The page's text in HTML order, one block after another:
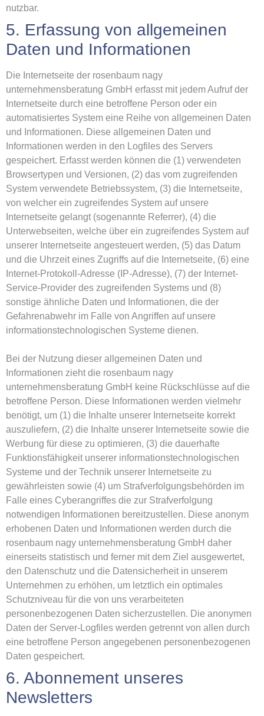
nutzbar.
5. Erfassung von allgemeinen
Daten und Informationen
Die Internetseite der rosenbaum nagy
unternehmensberatung GmbH erfasst mit jedem Aufruf der
Internetseite durch eine betroffene Person oder ein
automatisiertes System eine Reihe von allgemeinen Daten
und Informationen. Diese allgemeinen Daten und
Informationen werden in den Logfiles des Servers
gespeichert. Erfasst werden können die (1) verwendeten
Browsertypen und Versionen, (2) das vom zugreifenden
System verwendete Betriebssystem, (3) die Internetseite,
von welcher ein zugreifendes System auf unsere
Internetseite gelangt (sogenannte Referrer), (4) die
Unterwebseiten, welche über ein zugreifendes System auf
unserer Internetseite angesteuert werden, (5) das Datum
und die Uhrzeit eines Zugriffs auf die Internetseite, (6) eine
Internet-Protokoll-Adresse (IP-Adresse), (7) der Internet-
Service-Provider des zugreifenden Systems und (8)
sonstige ähnliche Daten und Informationen, die der
Gefahrenabwehr im Falle von Angriffen auf unsere
informationstechnologischen Systeme dienen.
Bei der Nutzung dieser allgemeinen Daten und
Informationen zieht die rosenbaum nagy
unternehmensberatung GmbH keine Rückschlüsse auf die
betroffene Person. Diese Informationen werden vielmehr
benötigt, um (1) die Inhalte unserer Internetseite korrekt
auszuliefern, (2) die Inhalte unserer Internetseite sowie die
Werbung für diese zu optimieren, (3) die dauerhafte
Funktionsfähigkeit unserer informationstechnologischen
Systeme und der Technik unserer Internetseite zu
gewährleisten sowie (4) um Strafverfolgungsbehörden im
Falle eines Cyberangriffes die zur Strafverfolgung
notwendigen Informationen bereitzustellen. Diese anonym
erhobenen Daten und Informationen werden durch die
rosenbaum nagy unternehmensberatung GmbH daher
einerseits statistisch und ferner mit dem Ziel ausgewertet,
den Datenschutz und die Datensicherheit in unserem
Unternehmen zu erhöhen, um letztlich ein optimales
Schutzniveau für die von uns verarbeiteten
personenbezogenen Daten sicherzustellen. Die anonymen
Daten der Server-Logfiles werden getrennt von allen durch
eine betroffene Person angegebenen personenbezogenen
Daten gespeichert.
6. Abonnement unseres
Newsletters